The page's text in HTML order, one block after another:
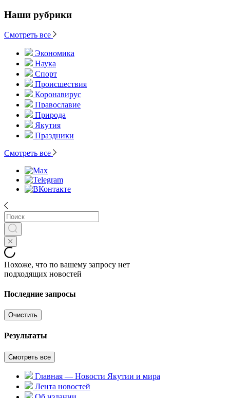
Наши рубрики
Смотреть все
Экономика
Наука
Спорт
Происшествия
Коронавирус
Православие
Природа
Якутия
Праздники
Смотреть все
Похоже, что по вашему запросу нет
подходящих новостей
Последние запросы
Очистить
Результаты
Смотреть все
Главная — Новости Якутии и мира
Лента новостей